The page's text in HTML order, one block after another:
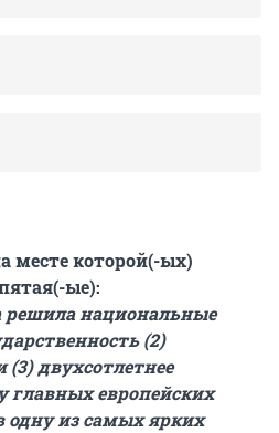
месте которой(-ых)
ые):
решила национальные
(2)
двухсотлетнее
главных европейских
одну из самых ярких